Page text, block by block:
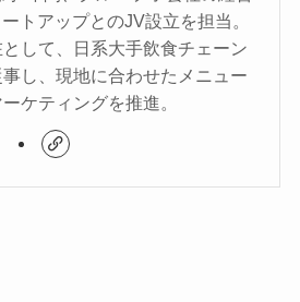
トアップとのJV設立を担当。
して、日系大手飲食チェーン
し、現地に合わせたメニュー
ケティングを推進。